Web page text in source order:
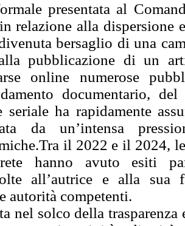
presentata al
relazione alla dispersione
bersaglio di una
pubblicazione di un
online numerose
documentario, del
ha rapidamente
da un’intensa
il 2022 e il 2024,
hanno avuto esiti
all’autrice e alla sua
autorità competenti.
nel solco della